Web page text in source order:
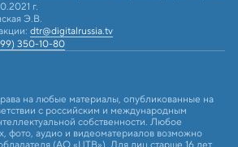
г.
Э.В.
dtr@digitalrussia.tv
350-10-80
на любые материалы, опубликованные на
с российским и международным
собственности. Любое
фото, аудио и видеоматериалов возможно
(АО «ЦТВ»). Для лиц старше 16 лет.